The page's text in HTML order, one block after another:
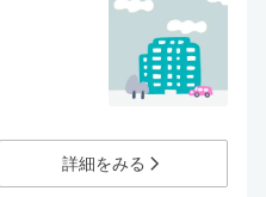
詳細をみる